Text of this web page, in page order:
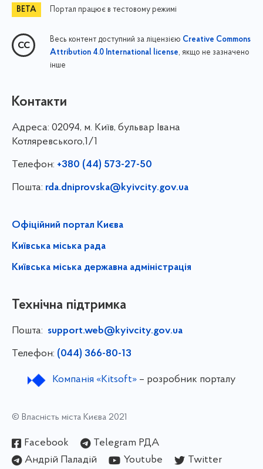
Портал працює в тестовому режимі
Весь контент доступний за ліцензією Creative Commons
Attribution 4.0 International license, якщо не зазначено
інше
Контакти
Адреса: 02094, м. Київ, бульвар Івана
Котляревського,1/1
Телефон: +380 (44) 573-27-50
Пошта: rda.dniprovska@kyivcity.gov.ua
Офіційний портал Києва
Київська міська рада
Київська міська державна адміністрація
Технічна підтримка
Пошта: support.web@kyivcity.gov.ua
Телефон: (044) 366-80-13
Компанія «Kitsoft»– розробник порталу
© Власність міста Києва 2021
Facebook
Telegram РДА
Андрій Паладій
Youtube Twitter